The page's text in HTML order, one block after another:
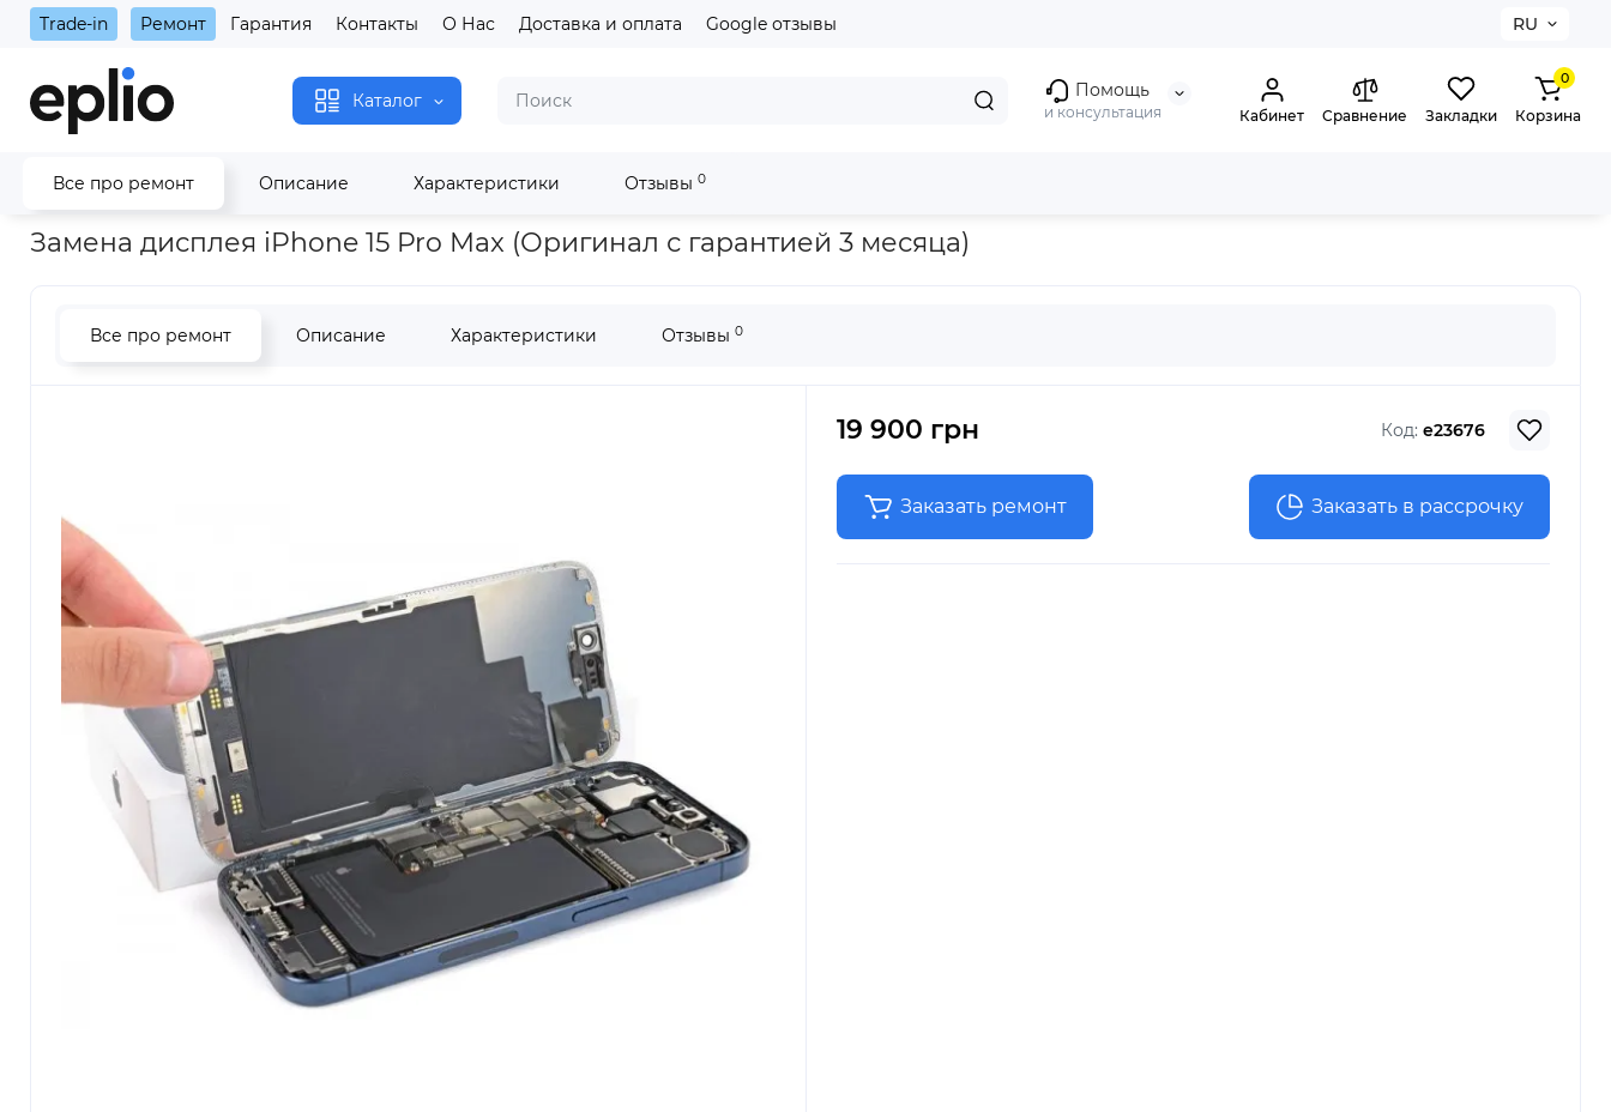
Trade-in Ремонт Гарантия Контакты О Нас Доставка и оплата Google отзывы RU
Каталог Помощь
и консультация Кабинет Сравнение Закладки
0
Корзина
Все про ремонт Описание Характеристики Отзывы 0
Главная Замена дисплея iPhone 15 Pro Max (Оригинал с гарантией 3 месяца)
Замена дисплея iPhone 15 Pro Max (Оригинал с гарантией 3 месяца)
Все про ремонт Описание Характеристики Отзывы 0
19 900 грн Код: e23676
Заказать ремонт Заказать в рассрочку